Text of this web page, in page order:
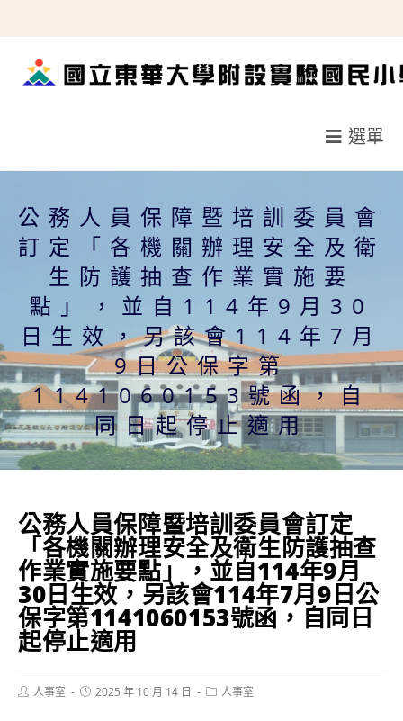
轉
選單
公務人員保障暨培訓委員會
訂定「各機關辦理安全及衛
生防護抽查作業實施要
點」，並自114年9月30
日生效，另該會114年7月
9日公保字第
1141060153號函，自
同日起停止適用
公務人員保障暨培訓委員會訂定
「各機關辦理安全及衛生防護抽查
作業實施要點」，並自114年9月
30日生效，另該會114年7月9日公
保字第1141060153號函，自同日
起停止適用
Post人事室
Post2025 年 10 月 14 日
Post人事室